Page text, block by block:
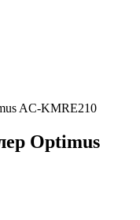
AC-KMRE210
Optimus